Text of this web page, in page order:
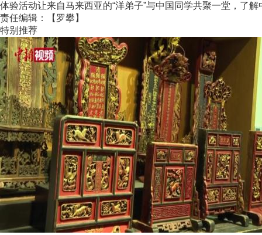
体验活动让来自马来西亚的“洋弟子”与中国同学共聚一堂，了
责任编辑：【罗攀】
特别推荐